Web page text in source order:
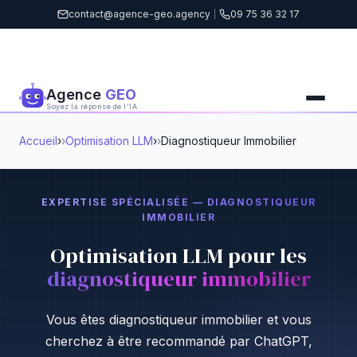
contact@agence-geo.agency 09 75 36 32 17
Agence GEO
Soyez la réponse de l'IA
Accueil› Optimisation LLM› Diagnostiqueur Immobilier
EXPERTISE SPÉCIALISÉE — DIAGNOSTIQUEUR
IMMOBILIER
Optimisation LLM pour les
diagnostiqueur immobilier
Vous êtes diagnostiqueur immobilier et vous
cherchez à être recommandé par ChatGPT,